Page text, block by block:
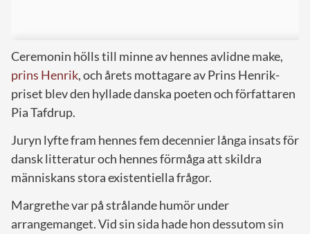
Ceremonin hölls till minne av hennes avlidne make,
prins Henrik, och årets mottagare av Prins Henrik-
priset blev den hyllade danska poeten och författaren
Pia Tafdrup.
Juryn lyfte fram hennes fem decennier långa insats för
dansk litteratur och hennes förmåga att skildra
människans stora existentiella frågor.
Margrethe var på strålande humör under
arrangemanget. Vid sin sida hade hon dessutom sin